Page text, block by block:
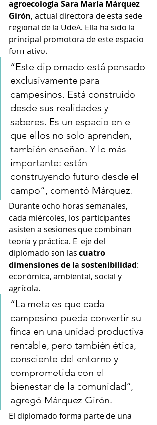
agroecología Sara María Márquez
Girón, actual directora de esta sede
regional de la UdeA. Ella ha sido la
principal promotora de este espacio
formativo.
“Este diplomado está pensado
exclusivamente para
campesinos. Está construido
desde sus realidades y
saberes. Es un espacio en el
que ellos no solo aprenden,
también enseñan. Y lo más
importante: están
construyendo futuro desde el
campo”, comentó Márquez.
Durante ocho horas semanales,
cada miércoles, los participantes
asisten a sesiones que combinan
teoría y práctica. El eje del
diplomado son las cuatro
dimensiones de la sostenibilidad:
económica, ambiental, social y
agrícola.
“La meta es que cada
campesino pueda convertir su
finca en una unidad productiva
rentable, pero también ética,
consciente del entorno y
comprometida con el
bienestar de la comunidad”,
agregó Márquez Girón.
El diplomado forma parte de una